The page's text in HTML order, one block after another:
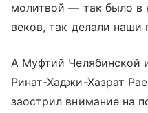
молитвой — так было в
веков, так делали наши
А Муфтий Челябинской
Ринат-Хаджи-Хазрат
заострил внимание на